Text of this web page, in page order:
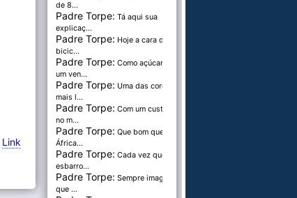
Link
de 8...
Padre Torpe: Tá aqui sua
explicaç...
Padre Torpe: Hoje a cara de
bicic...
Padre Torpe: Como açúcar é
um ven...
Padre Torpe: Uma das cores
mais l...
Padre Torpe: Com um custo de
no m...
Padre Torpe: Que bom que a
África...
Padre Torpe: Cada vez que
esbarro...
Padre Torpe: Sempre imaginei
que ...